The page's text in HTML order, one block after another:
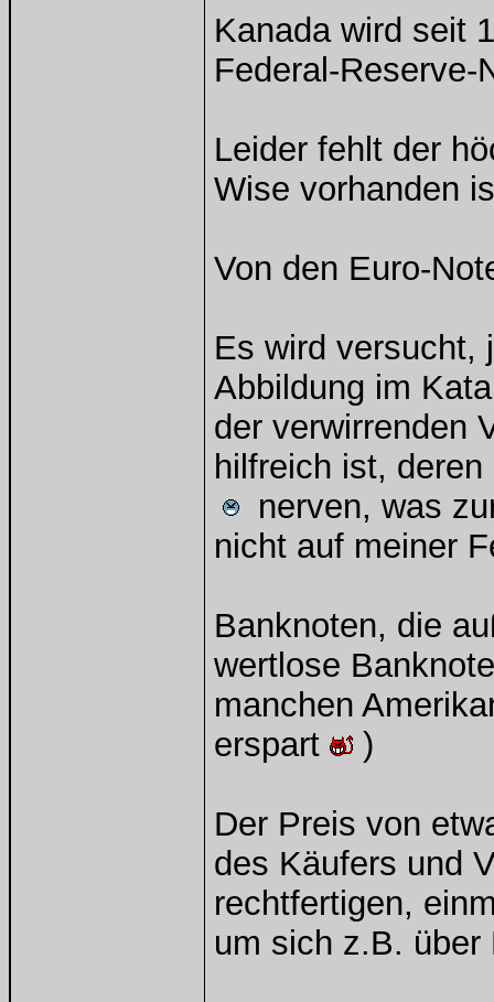
Kanada wird seit
Federal-Reserve-
Leider fehlt der
Wise vorhanden
Von den Euro-
Es wird versucht,
Abbildung im
der verwirrenden
hilfreich ist,
nerven, was
nicht auf meiner
Banknoten, die
wertlose
manchen
erspart
)
Der Preis von
des Käufers und
rechtfertigen,
um sich z.B. über